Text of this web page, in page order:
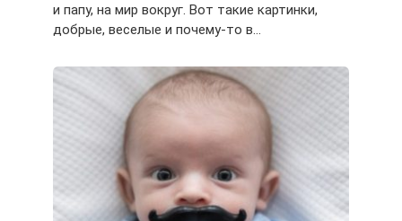
и папу, на мир вокруг. Вот такие картинки,
добрые, веселые и почему-то в…